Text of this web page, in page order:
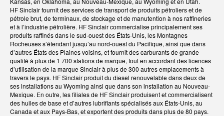
HF Sinclair fournit des services de transport de produits pétroliers et de
pétrole brut, de terminaux, de stockage et de manutention à nos raffineries
et à l’industrie pétrolière. HF Sinclair commercialise principalement ses
produits raffinés dans le sud-ouest des États-Unis, les Montagnes
Rocheuses s’étendant jusqu’au nord-ouest du Pacifique, ainsi que dans
d’autres États des Plaines voisins, et fournit des carburants de grande
qualité à plus de 1 700 stations de marque, tout en accordant des licences
d’utilisation de la marque Sinclair à plus de 300 autres emplacements à
travers le pays. HF Sinclair produit du diesel renouvelable dans deux de
ses installations au Wyoming ainsi que dans son installation au Nouveau-
Mexique. En outre, les filiales de HF Sinclair produisent et commercialisent
des huiles de base et d’autres lubrifiants spécialisés aux États-Unis, au
Canada et aux Pays-Bas, et exportent des produits dans plus de 80 pays.